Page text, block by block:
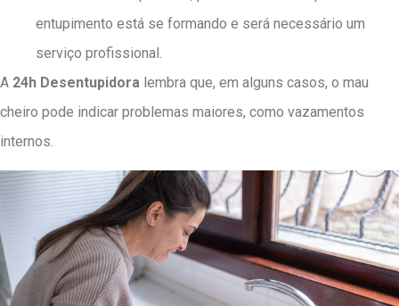
entupimento está se formando e será necessário um
serviço profissional.
A 24h Desentupidora lembra que, em alguns casos, o mau
cheiro pode indicar problemas maiores, como vazamentos
internos.